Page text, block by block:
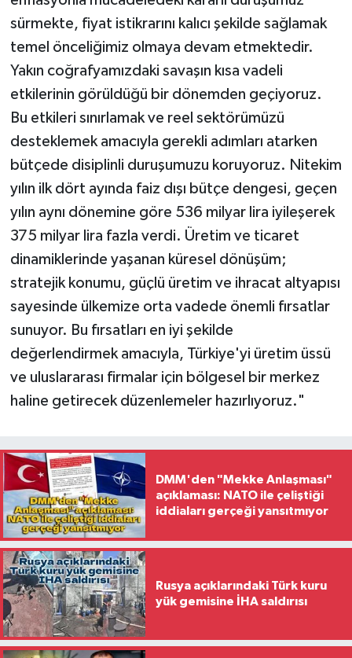
sürmekte, fiyat istikrarını kalıcı şekilde sağlamak
temel önceliğimiz olmaya devam etmektedir.
Yakın coğrafyamızdaki savaşın kısa vadeli
etkilerinin görüldüğü bir dönemden geçiyoruz.
Bu etkileri sınırlamak ve reel sektörümüzü
desteklemek amacıyla gerekli adımları atarken
bütçede disiplinli duruşumuzu koruyoruz. Nitekim
yılın ilk dört ayında faiz dışı bütçe dengesi, geçen
yılın aynı dönemine göre 536 milyar lira iyileşerek
375 milyar lira fazla verdi. Üretim ve ticaret
dinamiklerinde yaşanan küresel dönüşüm;
stratejik konumu, güçlü üretim ve ihracat altyapısı
sayesinde ülkemize orta vadede önemli fırsatlar
sunuyor. Bu fırsatları en iyi şekilde
değerlendirmek amacıyla, Türkiye'yi üretim üssü
ve uluslararası firmalar için bölgesel bir merkez
haline getirecek düzenlemeler hazırlıyoruz."
DMM'den "Mekke Anlaşması"
açıklaması: NATO ile çeliştiği
iddiaları gerçeği yansıtmıyor
Rusya açıklarındaki Türk kuru
yük gemisine İHA saldırısı